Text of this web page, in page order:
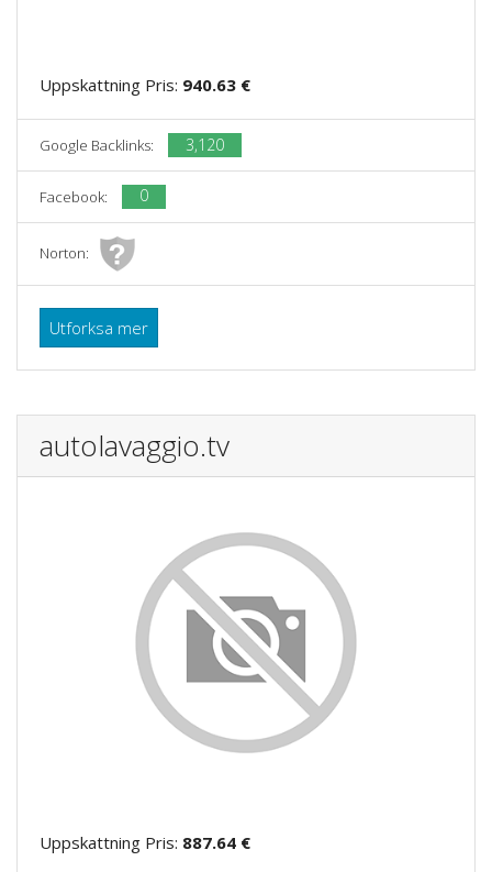
Uppskattning Pris: 940.63 €
Google Backlinks: 3,120
Facebook: 0
Norton:
Utforksa mer
autolavaggio.tv
Uppskattning Pris: 887.64 €